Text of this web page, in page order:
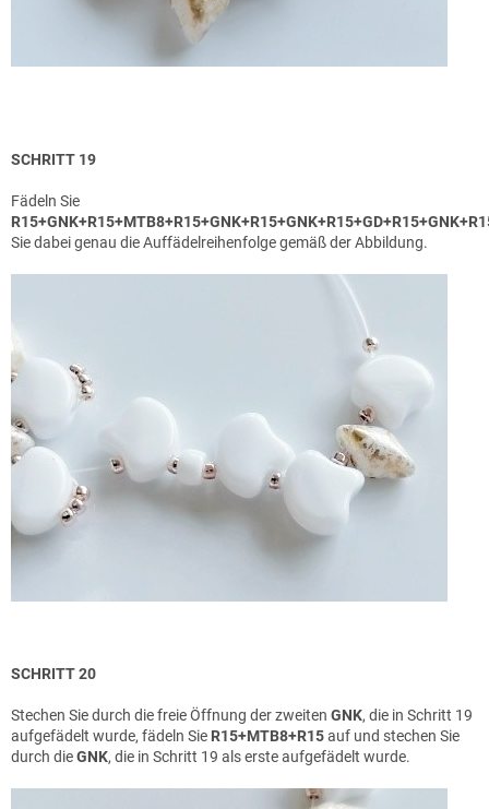
SCHRITT 19
Fädeln Sie
R15+GNK+R15+MTB8+R15+GNK+R15+GNK+R15+
Sie dabei genau die Auffädelreihenfolge gemäß der Abbildung.
SCHRITT 20
Stechen Sie durch die freie Öffnung der zweiten GNK, die in Schritt 19
aufgefädelt wurde, fädeln Sie R15+MTB8+R15auf und stechen Sie
durch dieGNK, die in Schritt 19 als erste aufgefädelt wurde.